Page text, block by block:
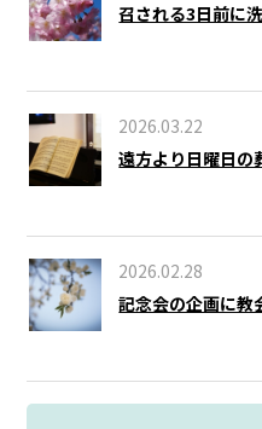
召される3日前に
2026.03.22
遠方より日曜日の
2026.02.28
記念会の企画に教